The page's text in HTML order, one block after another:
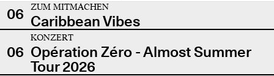
06
ZUM MITMACHEN
Caribbean Vibes
06
KONZERT
Opération Zéro - Almost Summer
Tour 2026